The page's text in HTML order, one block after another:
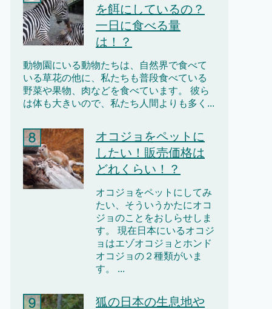
を餌にしているの？
一日に食べる量
は！？
動物園にいる動物たちは、自然界で食べて
いる草花の他に、私たちも普段食べている
野菜や果物、肉などを食べています。 彼ら
は体も大きいので、私たち人間よりも多く...
オコジョをペットに
したい！販売価格は
どれくらい！？
オコジョをペットにしてみ
たい、そういうかたにオコ
ジョのことをおしらせしま
す。 現在日本にいるオコジ
ョはエゾオコジョとホンド
オコジョの２種類がいま
す。 ...
狐の日本の生息地や